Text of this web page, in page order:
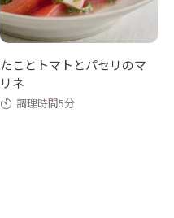
たことトマトとパセリのマ
リネ
調理時間5分